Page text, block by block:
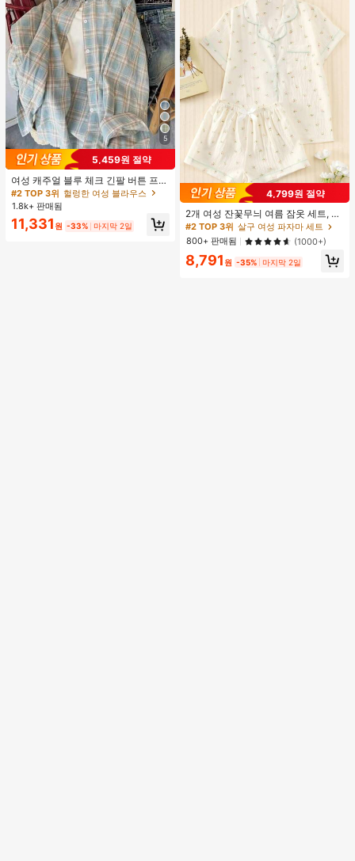
5
5,459원 절약
여성 캐주얼 블루 체크 긴팔 버튼 프론
트 폴리에스터 셔츠, 레귤러 핏, 봄 의
류, 편안한 스타일
#2 TOP 3위 헐렁한 여성 블라우스
1.8k+ 판매됨
11,331 원 -33% 마지막 2일
4,799원 절약
2개 여성 잔꽃무늬 여름 잠옷 세트, 반
팔 버튼업 셔츠 및 반바지, 캐주얼 라
운지웨어
#2 TOP 3위 살구 여성 파자마 세트
800+ 판매됨
(1000+)
8,791 원 -35% 마지막 2일